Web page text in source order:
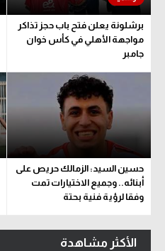
برشلونة يعلن فتح باب حجز تذاكر
مواجهة الأهلي في كأس خوان
جامبر
حسين السيد: الزمالك حريص على
أبنائه.. وجميع الاختيارات تمت
وفقا لرؤية فنية بحتة
الأكثر مشاهدة